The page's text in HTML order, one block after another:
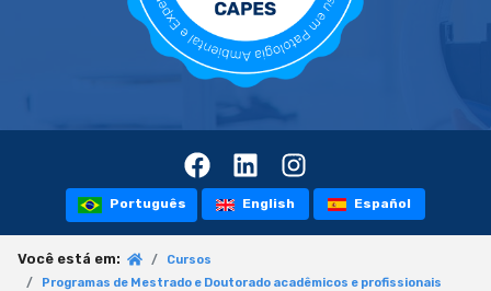
Português English Español
Você está em:
Cursos
Programas de Mestrado e Doutorado acadêmicos e profissionais